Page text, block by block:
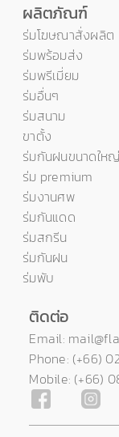
ผลิตภัณฑ์
ร่มโฆษณาสั่งผลิต
ร่มพร้อมส่ง
ร่มพรีเมี่ยม
ร่มอื่นๆ
ร่มสนาม
ขาตั้ง
ร่มกันฝนขนาดใหญ่
ร่ม premium
ร่มงานศพ
ร่มกันแดด
ร่มสกรีน
ร่มกันฝน
ร่มพับ
ติดต่อ
Email:
Phone: (+66)
Mobile: (+66)